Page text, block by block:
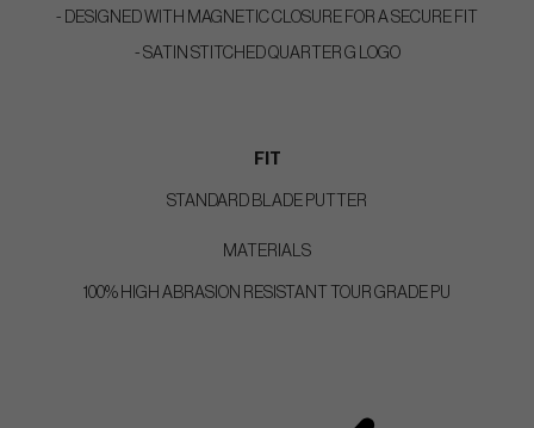
- DESIGNED WITH MAGNETIC CLOSURE FOR A SECURE FIT
- SATIN STITCHED QUARTER G LOGO
FIT
STANDARD BLADE PUTTER
MATERIALS
100% HIGH ABRASION RESISTANT TOUR GRADE PU